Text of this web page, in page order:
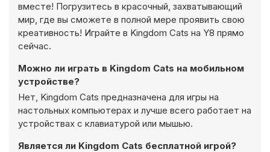
вместе! Погрузитесь в красочный, захватывающий
мир, где вы сможете в полной мере проявить свою
креативность! Играйте в Kingdom Cats на Y8 прямо
сейчас.
Можно ли играть в Kingdom Cats на мобильном
устройстве?
Нет, Kingdom Cats предназначена для игры на
настольных компьютерах и лучше всего работает на
устройствах с клавиатурой или мышью.
Является ли Kingdom Cats бесплатной игрой?